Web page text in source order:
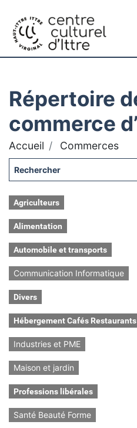
Répertoire
commerce
Accueil Commerces
Agriculteurs
Alimentation
Automobile et transports
Communication Informatique
Divers
Hébergement Cafés Restaurants
Industries et PME
Maison et jardin
Professions libérales
Santé Beauté Forme